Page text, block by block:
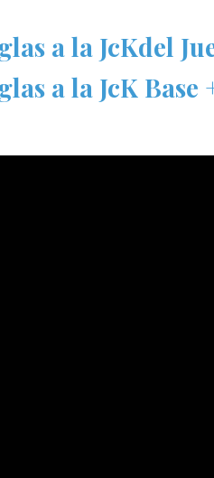
a la JcKdel
a la JcK